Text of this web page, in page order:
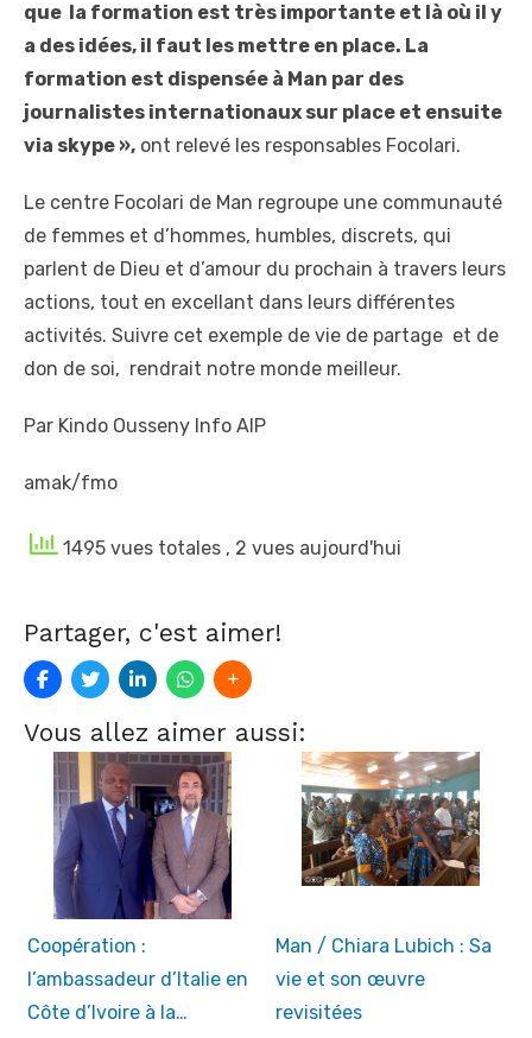
que la formation est très importante et là où il y
a des idées, il faut les mettre en place. La
formation est dispensée à Man par des
journalistes internationaux sur place et ensuite
via skype », ont relevé les responsables Focolari.
Le centre Focolari de Man regroupe une communauté
de femmes et d’hommes, humbles, discrets, qui
parlent de Dieu et d’amour du prochain à travers leurs
actions, tout en excellant dans leurs différentes
activités. Suivre cet exemple de vie de partage et de
don de soi, rendrait notre monde meilleur.
Par Kindo Ousseny Info AIP
amak/fmo
1495 vues totales , 2 vues aujourd'hui
Partager, c'est aimer!
Vous allez aimer aussi:
Coopération :
l’ambassadeur d’Italie en
Côte d’Ivoire à la…
Man / Chiara Lubich : Sa
vie et son œuvre
revisitées